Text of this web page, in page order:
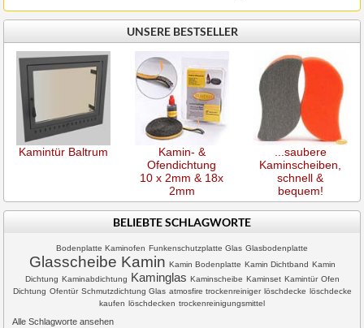
UNSERE BESTSELLER
Kamintür Baltrum
Kamin- &
Ofendichtung
10 x 2mm & 18x
2mm
...saubere
Kaminscheiben,
schnell &
bequem!
BELIEBTE SCHLAGWORTE
Bodenplatte Kaminofen Funkenschutzplatte Glas Glasbodenplatte
Glasscheibe Kamin Kamin Bodenplatte Kamin Dichtband
Kamin
Dichtung Kaminabdichtung Kaminglas Kaminscheibe Kaminset Kamintür Ofen
Dichtung Ofentür Schmutzdichtung Glas atmosfire trockenreiniger löschdecke
löschdecke
kaufen
löschdecken trockenreinigungsmittel
Alle Schlagworte ansehen